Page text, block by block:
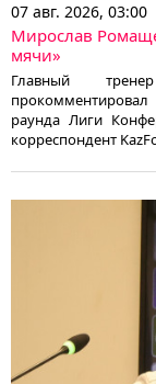
07 авг. 2026, 03:00
Мирослав
мячи»
Главный
раунда Лиги
корреспондент